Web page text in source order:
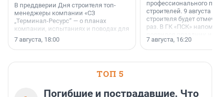
В преддверии Дня строителя топ-
менеджеры компании «СЗ
„Терминал-Ресурс“ — о планах
компании, испытаниях и поводах для
осторожного оптимизма.
7 августа, 18:00
профессионального
строителей. 9 августа
строителя будет
раз. В ГК «ПСК»
поменялась роль
7 августа, 16:20
ТОП 5
Погибшие и пострадавшие. Что